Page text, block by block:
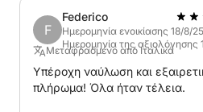
F
Federico
Ημερομηνία ενοικίασης 18/8/
Ημερομηνία της αξιολόγησης
Μεταφρασμένο από Ιταλικά
Υπέροχη ναύλωση και
πλήρωμα! Όλα ήταν τέλεια.